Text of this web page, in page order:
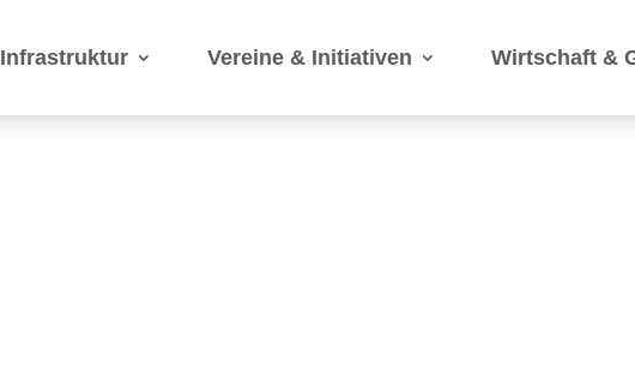
Infrastruktur Vereine & Initiativen Wirtschaft &